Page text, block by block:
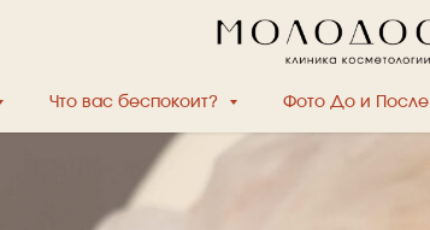
Что вас беспокоит? Фото До и После